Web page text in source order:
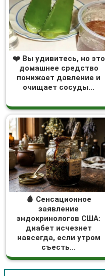
❤️ Вы удивитесь, но это
домашнее средство
понижает давление и
очищает сосуды...
🩸 Сенсационное
заявление
эндокринологов США:
диабет исчезнет
навсегда, если утром
съесть...